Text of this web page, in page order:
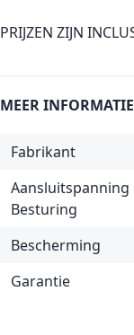
PRIJZEN ZIJN
MEER INFORMATIE
Fabrikant
Aansluitspanning
Besturing
Bescherming
Garantie